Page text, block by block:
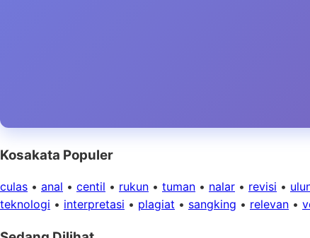
Kosakata Populer
culas • anal • centil • rukun • tuman • nalar • revisi •
teknologi • interpretasi • plagiat • sangking • relevan •